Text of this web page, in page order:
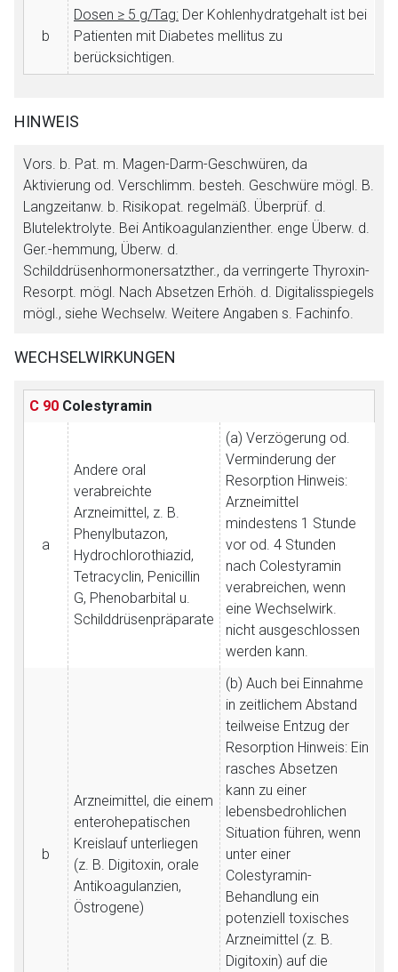
b
Dosen ≥ 5 g/Tag: Der Kohlenhydratgehalt ist bei
Patienten mit Diabetes mellitus zu
berücksichtigen.
HINWEIS
Vors. b. Pat. m. Magen-Darm-Geschwüren, da
Aktivierung od. Verschlimm. besteh. Geschwüre mögl. B.
Langzeitanw. b. Risikopat. regelmäß. Überprüf. d.
Blutelektrolyte. Bei Antikoagulanzienther. enge Überw. d.
Ger.-hemmung, Überw. d.
Schilddrüsenhormonersatzther., da verringerte Thyroxin-
Resorpt. mögl. Nach Absetzen Erhöh. d. Digitalisspiegels
mögl., siehe Wechselw. Weitere Angaben s. Fachinfo.
WECHSELWIRKUNGEN
C 90 Colestyramin
a
Andere oral
verabreichte
Arzneimittel, z. B.
Phenylbutazon,
Hydrochlorothiazid,
Tetracyclin, Penicillin
G, Phenobarbital u.
Schilddrüsenpräparate
(a) Verzögerung od.
Verminderung der
Resorption Hinweis:
Arzneimittel
mindestens 1 Stunde
vor od. 4 Stunden
nach Colestyramin
verabreichen, wenn
eine Wechselwirk.
nicht ausgeschlossen
werden kann.
b
Arzneimittel, die einem
enterohepatischen
Kreislauf unterliegen
(z. B. Digitoxin, orale
Antikoagulanzien,
Östrogene)
(b) Auch bei Einnahme
in zeitlichem Abstand
teilweise Entzug der
Resorption Hinweis: Ein
rasches Absetzen
kann zu einer
lebensbedrohlichen
Situation führen, wenn
unter einer
Colestyramin-
Behandlung ein
potenziell toxisches
Arzneimittel (z. B.
Digitoxin) auf die
Aufruf einer externen Seite
Der von Ihnen aufgerufene Link öffnet eine externe Web-
Seite. Für die Inhalte der externen Web-Seite ist deren
Betreiber verantwortlich. Ebenso gelten dort ggf. andere
Datenschutzbestimmungen.
Zurück zur rote-liste.de Zur Seite